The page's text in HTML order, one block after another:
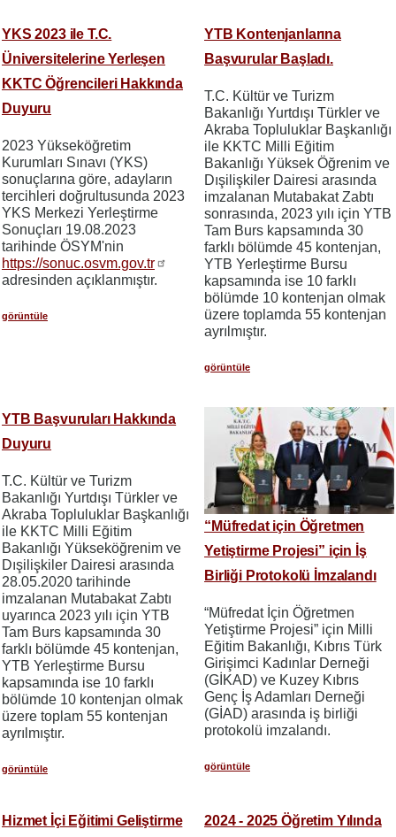
YKS 2023 ile T.C.
Üniversitelerine Yerleşen
KKTC Öğrencileri Hakkında
Duyuru
2023 Yükseköğretim
Kurumları Sınavı (YKS)
sonuçlarına göre, adayların
tercihleri doğrultusunda 2023
YKS Merkezi Yerleştirme
Sonuçları 19.08.2023
tarihinde ÖSYM'nin
https://sonuc.osvm.gov.tr
adresinden açıklanmıştır.
görüntüle
YTB Kontenjanlarına
Başvurular Başladı.
T.C. Kültür ve Turizm
Bakanlığı Yurtdışı Türkler ve
Akraba Topluluklar Başkanlığı
ile KKTC Milli Eğitim
Bakanlığı Yüksek Öğrenim ve
Dışilişkiler Dairesi arasında
imzalanan Mutabakat Zabtı
sonrasında, 2023 yılı için YTB
Tam Burs kapsamında 30
farklı bölümde 45 kontenjan,
YTB Yerleştirme Bursu
kapsamında ise 10 farklı
bölümde 10 kontenjan olmak
üzere toplamda 55 kontenjan
ayrılmıştır.
görüntüle
YTB Başvuruları Hakkında
Duyuru
T.C. Kültür ve Turizm
Bakanlığı Yurtdışı Türkler ve
Akraba Topluluklar Başkanlığı
ile KKTC Milli Eğitim
Bakanlığı Yükseköğrenim ve
Dışilişkiler Dairesi arasında
28.05.2020 tarihinde
imzalanan Mutabakat Zabtı
uyarınca 2023 yılı için YTB
Tam Burs kapsamında 30
farklı bölümde 45 kontenjan,
YTB Yerleştirme Bursu
kapsamında ise 10 farklı
bölümde 10 kontenjan olmak
üzere toplam 55 kontenjan
ayrılmıştır.
görüntüle
“Müfredat için Öğretmen
Yetiştirme Projesi” için İş
Birliği Protokolü İmzalandı
“Müfredat İçin Öğretmen
Yetiştirme Projesi” için Milli
Eğitim Bakanlığı, Kıbrıs Türk
Girişimci Kadınlar Derneği
(GİKAD) ve Kuzey Kıbrıs
Genç İş Adamları Derneği
(GİAD) arasında iş birliği
protokolü imzalandı.
görüntüle
Hizmet İçi Eğitimi Geliştirme
2024 - 2025 Öğretim Yılında